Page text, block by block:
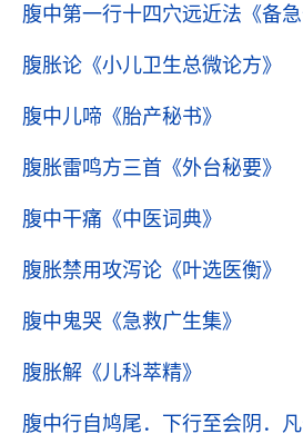
腹中第一行十四穴远近法 《备
腹胀论 《小儿卫生总微论方》
腹中儿啼 《胎产秘书》
腹胀雷鸣方三首 《外台秘要》
腹中干痛 《中医词典》
腹胀禁用攻泻论 《叶选医衡》
腹中鬼哭 《急救广生集》
腹胀解 《儿科萃精》
腹中行自鸠尾．下行至会阴．